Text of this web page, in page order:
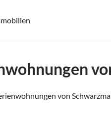
von